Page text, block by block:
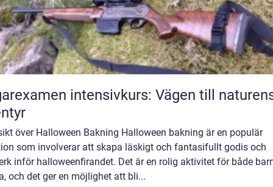
intensivkurs: Vägen till
över Halloween Bakning Halloween bakning är en populär
som involverar att skapa läskigt och fantasifullt godis och
inför halloweenfirandet. Det är en rolig aktivitet för både
och det ger en möjlighet att bli...